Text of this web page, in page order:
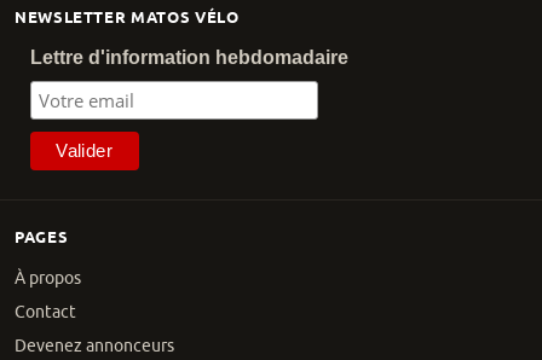
PAGES
À propos
Contact
Devenez annonceurs
NEWSLETTER MATOS VÉLO
Lettre d'information hebdomadaire